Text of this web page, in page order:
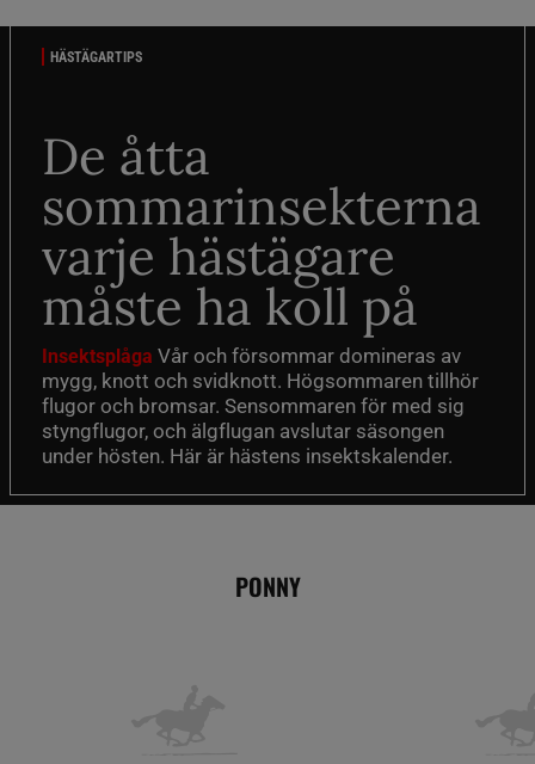
HÄSTÄGARTIPS
De åtta
sommarinsekterna
varje hästägare
måste ha koll på
Insektsplåga Vår och försommar domineras av
mygg, knott och svidknott. Högsommaren tillhör
flugor och bromsar. Sensommaren för med sig
styngflugor, och älgflugan avslutar säsongen
under hösten. Här är hästens insektskalender.
PONNY